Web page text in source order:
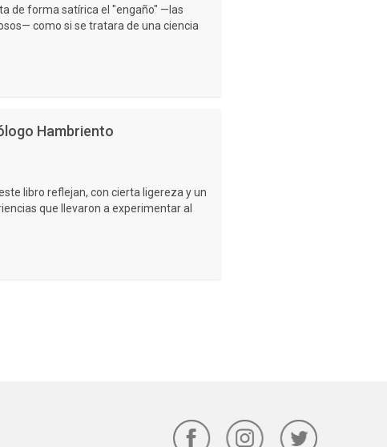
de forma satírica el "engaño" —las
como si se tratara de una ciencia
Hambriento
libro reflejan, con cierta ligereza y un
que llevaron a experimentar al